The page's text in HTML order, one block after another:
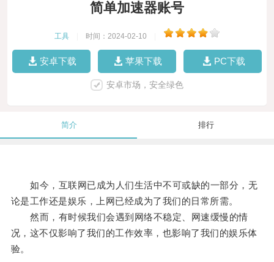
简单加速器账号
工具 时间：2024-02-10
安卓下载 苹果下载 PC下载
安卓市场，安全绿色
简介 排行
如今，互联网已成为人们生活中不可或缺的一部分，无
论是工作还是娱乐，上网已经成为了我们的日常所需。
然而，有时候我们会遇到网络不稳定、网速缓慢的情
况，这不仅影响了我们的工作效率，也影响了我们的娱乐体
验。